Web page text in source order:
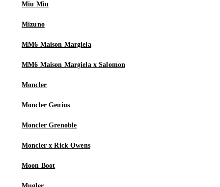
Miu Miu
Mizuno
MM6 Maison Margiela
MM6 Maison Margiela x Salomon
Moncler
Moncler Genius
Moncler Grenoble
Moncler x Rick Owens
Moon Boot